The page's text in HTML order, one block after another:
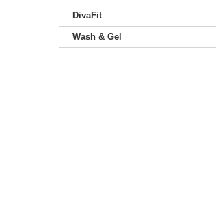
DivaFit
Wash & Gel